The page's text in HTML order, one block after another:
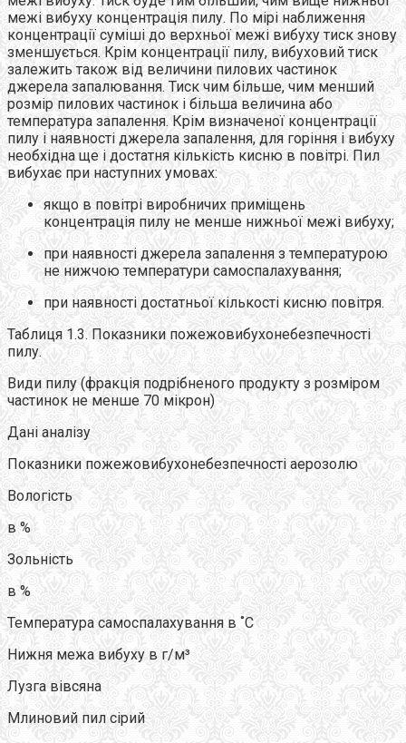
межі вибуху концентрація пилу. По мірі наближення
концентрації суміші до верхньої межі вибуху тиск знову
зменшується. Крім концентрації пилу, вибуховий тиск
залежить також від величини пилових частинок
джерела запалювання. Тиск чим більше, чим менший
розмір пилових частинок і більша величина або
температура запалення. Крім визначеної концентрації
пилу і наявності джерела запалення, для горіння і вибуху
необхідна ще і достатня кількість кисню в повітрі. Пил
вибухає при наступних умовах:
якщо в повітрі виробничих приміщень
концентрація пилу не менше нижньої межі вибуху;
при наявності джерела запалення з температурою
не нижчою температури самоспалахування;
при наявності достатньої кількості кисню повітря.
Таблиця 1.3. Показники пожежовибухонебезпечності
пилу.
Види пилу (фракція подрібненого продукту з розміром
частинок не менше 70 мікрон)
Дані аналізу
Показники пожежовибухонебезпечності аерозолю
Вологість
в %
Зольність
в %
Температура самоспалахування в ˚С
Нижня межа вибуху в г/м³
Лузга вівсяна
Млиновий пил сірий